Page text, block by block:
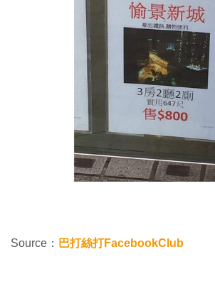
Source： 巴打絲打FacebookClub